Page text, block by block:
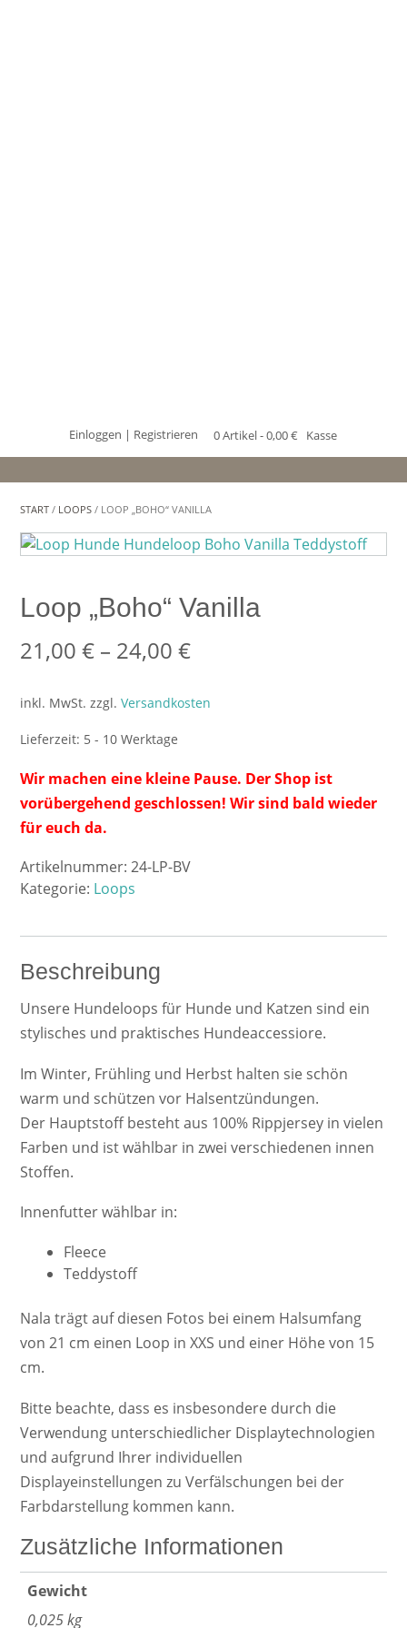
Einloggen | Registrieren 0 Artikel - 0,00 € Kasse
START / LOOPS / LOOP „BOHO“ VANILLA
Loop „Boho“ Vanilla
21,00 € – 24,00 €
inkl. MwSt. zzgl. Versandkosten
Lieferzeit: 5 - 10 Werktage
Wir machen eine kleine Pause. Der Shop ist
vorübergehend geschlossen! Wir sind bald wieder
für euch da.
Artikelnummer: 24-LP-BV
Kategorie: Loops
Beschreibung
Unsere Hundeloops für Hunde und Katzen sind ein
stylisches und praktisches Hundeaccessiore.
Im Winter, Frühling und Herbst halten sie schön
warm und schützen vor Halsentzündungen.
Der Hauptstoff besteht aus 100% Rippjersey in vielen
Farben und ist wählbar in zwei verschiedenen innen
Stoffen.
Innenfutter wählbar in:
Fleece
Teddystoff
Nala trägt auf diesen Fotos bei einem Halsumfang
von 21 cm einen Loop in XXS und einer Höhe von 15
cm.
Bitte beachte, dass es insbesondere durch die
Verwendung unterschiedlicher Displaytechnologien
und aufgrund Ihrer individuellen
Displayeinstellungen zu Verfälschungen bei der
Farbdarstellung kommen kann.
Zusätzliche Informationen
Gewicht
0,025 kg